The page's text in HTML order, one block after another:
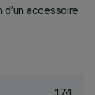
accessoire
174